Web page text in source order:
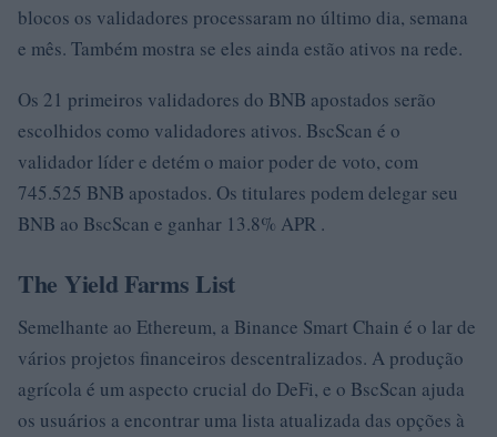
blocos os validadores processaram no último dia, semana
e mês. Também mostra se eles ainda estão ativos na rede.
Os 21 primeiros validadores do BNB apostados serão
escolhidos como validadores ativos. BscScan é o
validador líder e detém o maior poder de voto, com
745.525 BNB apostados. Os titulares podem delegar seu
BNB ao BscScan e ganhar 13.8% APR .
The Yield Farms List
Semelhante ao Ethereum, a Binance Smart Chain é o lar de
vários projetos financeiros descentralizados. A produção
agrícola é um aspecto crucial do DeFi, e o BscScan ajuda
os usuários a encontrar uma lista atualizada das opções à